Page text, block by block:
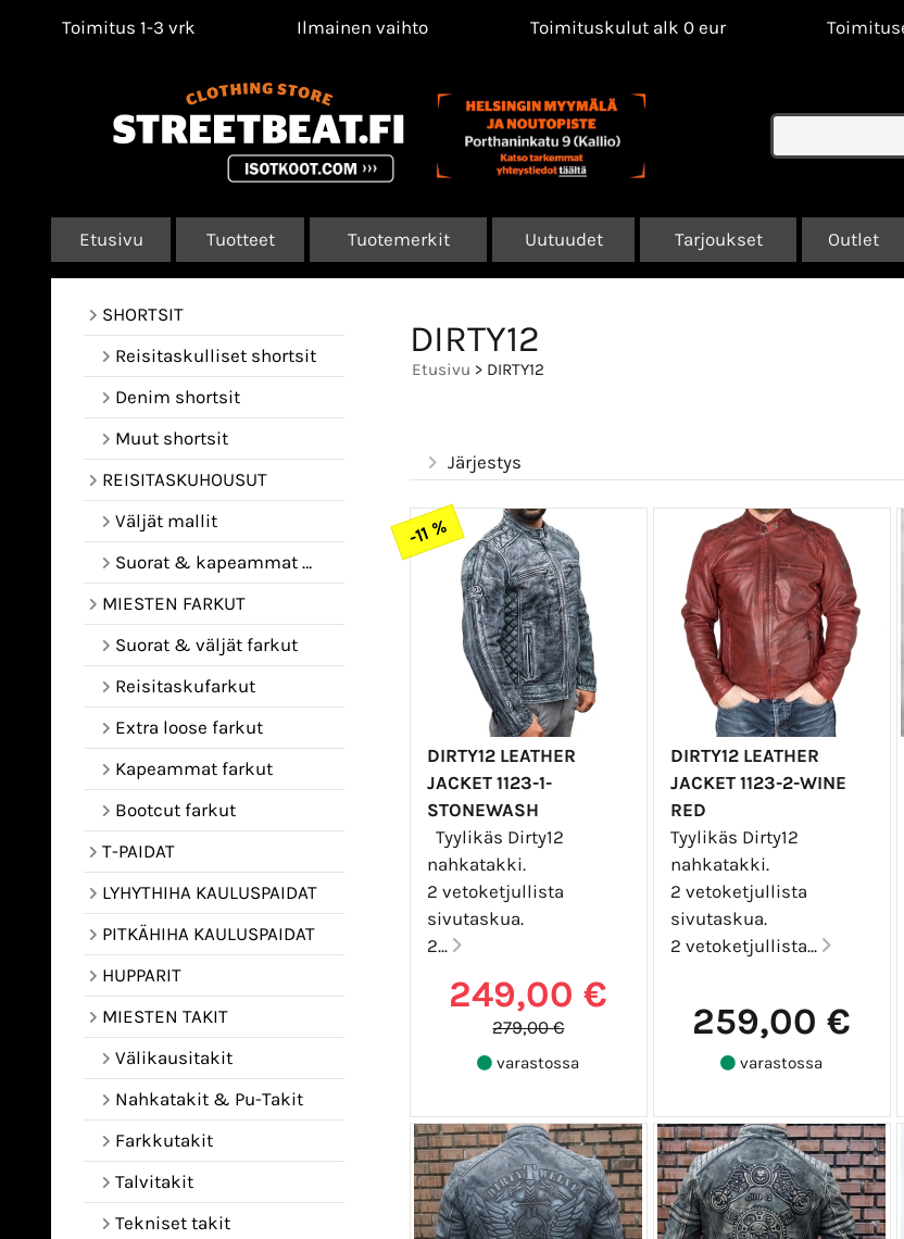
Toimitus 1-3 vrk Ilmainen vaihto Toimituskulut alk 0 eur
Etusivu Tuotteet Tuotemerkit Uutuudet Tarjoukset Outlet
SHORTSIT
Reisitaskulliset shortsit
Denim shortsit
Muut shortsit
REISITASKUHOUSUT
Väljät mallit
Suorat & kapeammat mallit
MIESTEN FARKUT
Suorat & väljät farkut
Reisitaskufarkut
Extra loose farkut
Kapeammat farkut
Bootcut farkut
T-PAIDAT
LYHYTHIHA KAULUSPAIDAT
PITKÄHIHA KAULUSPAIDAT
HUPPARIT
MIESTEN TAKIT
Välikausitakit
Nahkatakit & Pu-Takit
Farkkutakit
Talvitakit
Tekniset takit
DIRTY12
Etusivu > DIRTY12
Järjestys
-11 %
DIRTY12 LEATHER
JACKET 1123-1-
STONEWASH
Tyylikäs Dirty12
nahkatakki.
2 vetoketjullista
sivutaskua.
2...
249,00 €
279,00 €
varastossa
DIRTY12 LEATHER
JACKET 1123-2-WINE
RED
Tyylikäs Dirty12
nahkatakki.
2 vetoketjullista
sivutaskua.
2 vetoketjullista...
259,00 €
varastossa